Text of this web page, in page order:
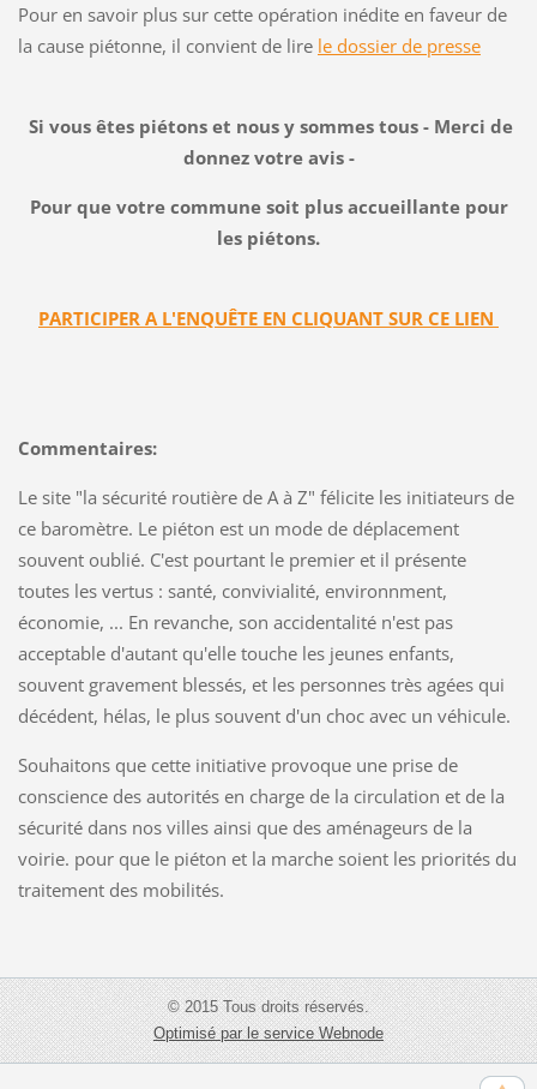
Pour en savoir plus sur cette opération inédite en faveur de
la cause piétonne, il convient de lire le dossier de presse
Si vous êtes piétons et nous y sommes tous - Merci de
donnez votre avis -
Pour que votre commune soit plus accueillante pour
les piétons.
PARTICIPER A L'ENQUÊTE EN CLIQUANT SUR CE LIEN
Commentaires:
Le site "la sécurité routière de A à Z" félicite les initiateurs de
ce baromètre. Le piéton est un mode de déplacement
souvent oublié. C'est pourtant le premier et il présente
toutes les vertus : santé, convivialité, environnment,
économie, ... En revanche, son accidentalité n'est pas
acceptable d'autant qu'elle touche les jeunes enfants,
souvent gravement blessés, et les personnes très agées qui
décédent, hélas, le plus souvent d'un choc avec un véhicule.
Souhaitons que cette initiative provoque une prise de
conscience des autorités en charge de la circulation et de la
sécurité dans nos villes ainsi que des aménageurs de la
voirie. pour que le piéton et la marche soient les priorités du
traitement des mobilités.
© 2015 Tous droits réservés.
Optimisé par le service Webnode